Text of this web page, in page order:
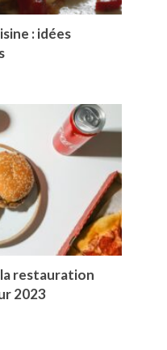
: idées
restauration
2023